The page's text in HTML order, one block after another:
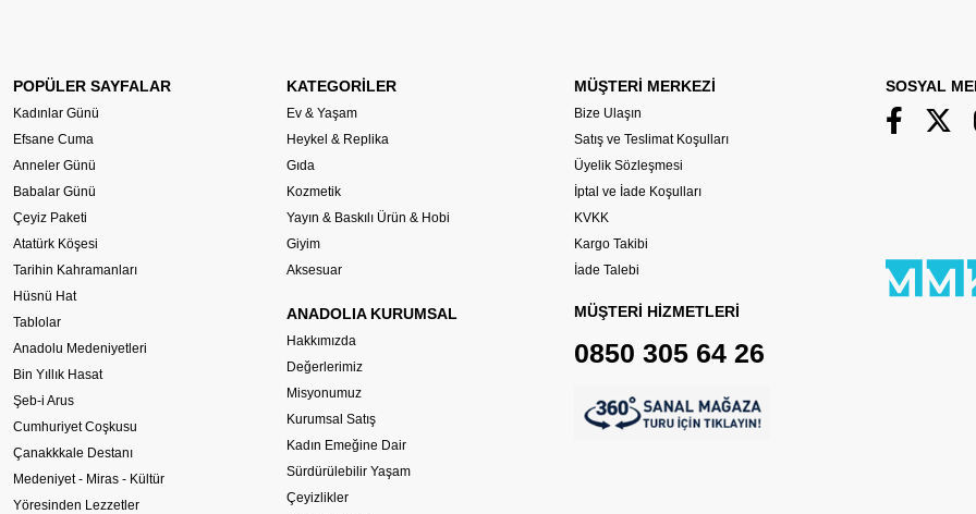
POPÜLER SAYFALAR
Kadınlar Günü
Efsane Cuma
Anneler Günü
Babalar Günü
Çeyiz Paketi
Atatürk Köşesi
Tarihin Kahramanları
Hüsnü Hat
Tablolar
Anadolu Medeniyetleri
Bin Yıllık Hasat
Şeb-i Arus
Cumhuriyet Coşkusu
Çanakkkale Destanı
Medeniyet - Miras - Kültür
Yöresinden Lezzetler
KATEGORİLER
Ev & Yaşam
Heykel & Replika
Gıda
Kozmetik
Yayın & Baskılı Ürün & Hobi
Giyim
Aksesuar
ANADOLIA KURUMSAL
Hakkımızda
Değerlerimiz
Misyonumuz
Kurumsal Satış
Kadın Emeğine Dair
Sürdürülebilir Yaşam
Çeyizlikler
MÜŞTERİ MERKEZİ
Bize Ulaşın
Satış ve Teslimat Koşulları
Üyelik Sözleşmesi
İptal ve İade Koşulları
KVKK
Kargo Takibi
İade Talebi
MÜŞTERİ HİZMETLERİ
0850 305 64 26
SOSYAL